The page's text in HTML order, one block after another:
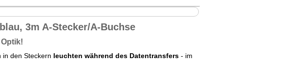
3m A-Stecker/A-Buchse
in den Steckern leuchten während des Datentransfers - im